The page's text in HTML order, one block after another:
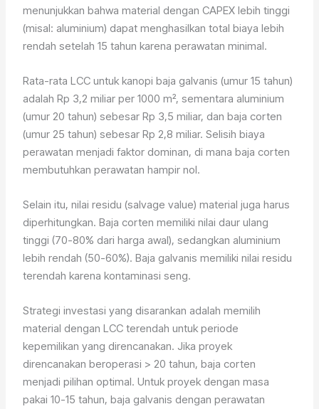
menunjukkan bahwa material dengan CAPEX lebih tinggi
(misal: aluminium) dapat menghasilkan total biaya lebih
rendah setelah 15 tahun karena perawatan minimal.
Rata-rata LCC untuk kanopi baja galvanis (umur 15 tahun)
adalah Rp 3,2 miliar per 1000 m², sementara aluminium
(umur 20 tahun) sebesar Rp 3,5 miliar, dan baja corten
(umur 25 tahun) sebesar Rp 2,8 miliar. Selisih biaya
perawatan menjadi faktor dominan, di mana baja corten
membutuhkan perawatan hampir nol.
Selain itu, nilai residu (salvage value) material juga harus
diperhitungkan. Baja corten memiliki nilai daur ulang
tinggi (70-80% dari harga awal), sedangkan aluminium
lebih rendah (50-60%). Baja galvanis memiliki nilai residu
terendah karena kontaminasi seng.
Strategi investasi yang disarankan adalah memilih
material dengan LCC terendah untuk periode
kepemilikan yang direncanakan. Jika proyek
direncanakan beroperasi > 20 tahun, baja corten
menjadi pilihan optimal. Untuk proyek dengan masa
pakai 10-15 tahun, baja galvanis dengan perawatan